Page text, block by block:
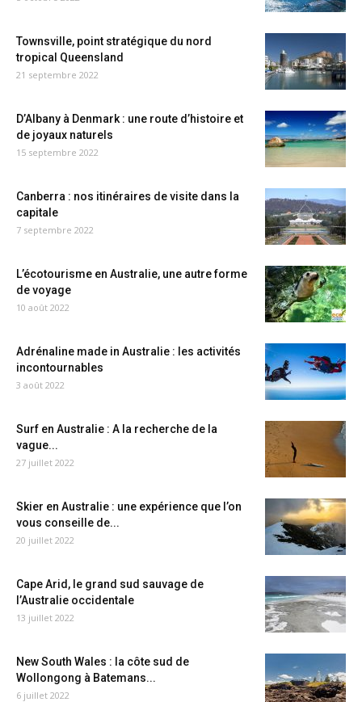
Townsville, point stratégique du nord
tropical Queensland
21 septembre 2022
D’Albany à Denmark : une route d’histoire et
de joyaux naturels
15 septembre 2022
Canberra : nos itinéraires de visite dans la
capitale
7 septembre 2022
L’écotourisme en Australie, une autre forme
de voyage
10 août 2022
Adrénaline made in Australie : les activités
incontournables
3 août 2022
Surf en Australie : A la recherche de la
vague...
27 juillet 2022
Skier en Australie : une expérience que l’on
vous conseille de...
20 juillet 2022
Cape Arid, le grand sud sauvage de
l’Australie occidentale
13 juillet 2022
New South Wales : la côte sud de
Wollongong à Batemans...
6 juillet 2022